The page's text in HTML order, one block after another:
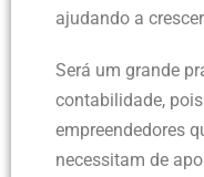
ajudando a
Será um grande
contabilidade,
empreendedores
necessitam de